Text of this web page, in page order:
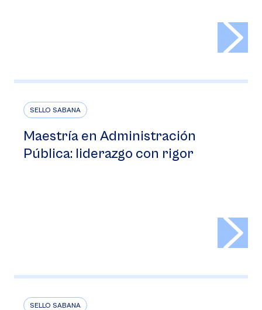
SELLO SABANA
Maestría en Administración
Pública: liderazgo con rigor
SELLO SABANA